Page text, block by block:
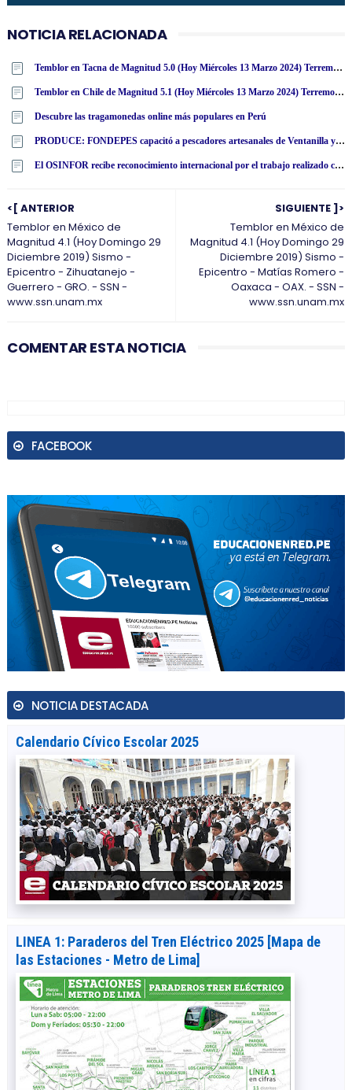
NOTICIA RELACIONADA
Temblor en Tacna de Magnitud 5.0 (Hoy Miércoles 13 Marzo 2024) Terremoto - Sismo - Epicentro - Calana - IGP - www·igp·gob·pe
Temblor en Chile de Magnitud 5.1 (Hoy Miércoles 13 Marzo 2024) Terremoto Sismo Epicentro - Putre - Arica - Parinacota - ONEMI - SENAPRED [ACTUALIZADO]
Descubre las tragamonedas online más populares en Perú
PRODUCE: FONDEPES capacitó a pescadores artesanales de Ventanilla y Chancay en reparación de redes de pesca y manipulación de recursos pesqueros
El OSINFOR recibe reconocimiento internacional por el trabajo realizado con la Mochila Forestal en Colombia
SIGUIENTE ]>
Temblor en México de
Magnitud 4.1 (Hoy Domingo 29
Diciembre 2019) Sismo -
Epicentro - Matías Romero -
Oaxaca - OAX. - SSN -
www.ssn.unam.mx
<[ ANTERIOR
Temblor en México de
Magnitud 4.1 (Hoy Domingo 29
Diciembre 2019) Sismo -
Epicentro - Zihuatanejo -
Guerrero - GRO. - SSN -
www.ssn.unam.mx
COMENTAR ESTA NOTICIA
FACEBOOK
NOTICIA DESTACADA
Calendario Cívico Escolar 2025
LINEA 1: Paraderos del Tren Eléctrico 2025 [Mapa de
las Estaciones - Metro de Lima]